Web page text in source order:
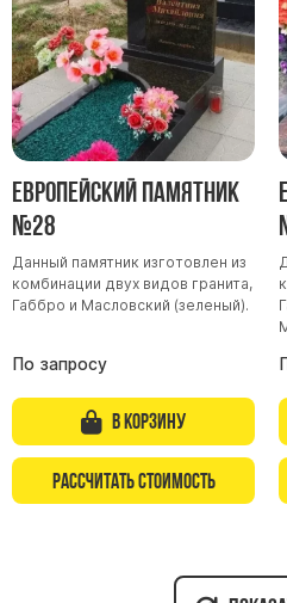
Европейский памятник
№28
Данный памятник изготовлен из
комбинации двух видов гранита,
Габбро и Масловский (зеленый).
По запросу
В корзину
Рассчитать стоимость